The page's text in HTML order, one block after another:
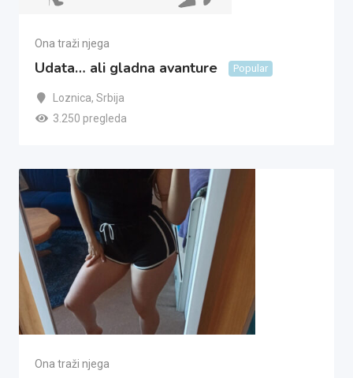
Ona traži njega
Udata… ali gladna avanture Popular
Loznica, Srbija
3.250 pregleda
Ona traži njega